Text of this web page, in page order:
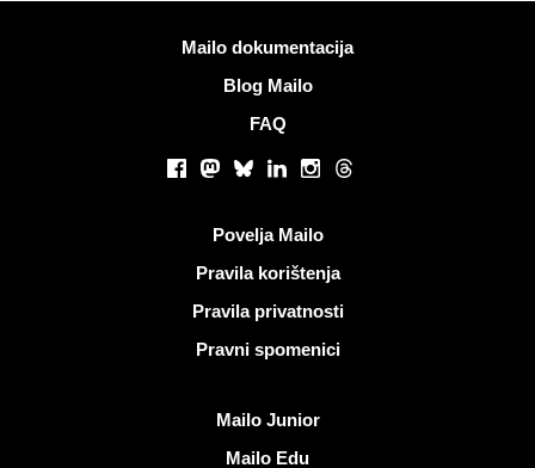
Mailo dokumentacija
Blog Mailo
FAQ
Društvene mreže
Facebook
Mastodon
BlueskyLinkedInInstagram
Threads
Povelja Mailo
Pravila korištenja
Pravila privatnosti
Pravni spomenici
Mailo Junior
Mailo Edu